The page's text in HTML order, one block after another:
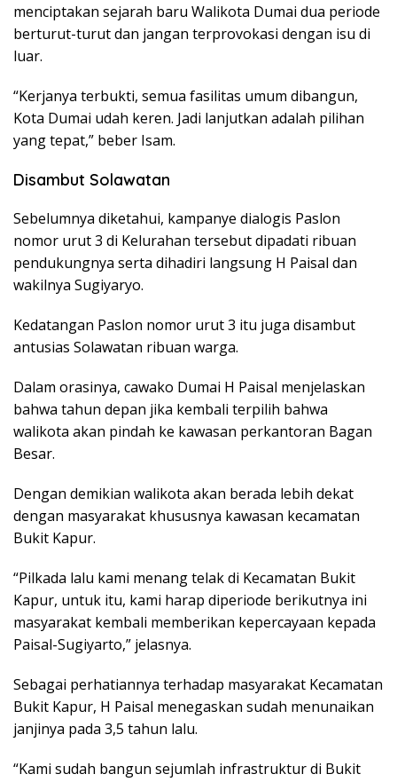
menciptakan sejarah baru Walikota Dumai dua periode
berturut-turut dan jangan terprovokasi dengan isu di
luar.
“Kerjanya terbukti, semua fasilitas umum dibangun,
Kota Dumai udah keren. Jadi lanjutkan adalah pilihan
yang tepat,” beber Isam.
Disambut Solawatan
Sebelumnya diketahui, kampanye dialogis Paslon
nomor urut 3 di Kelurahan tersebut dipadati ribuan
pendukungnya serta dihadiri langsung H Paisal dan
wakilnya Sugiyaryo.
Kedatangan Paslon nomor urut 3 itu juga disambut
antusias Solawatan ribuan warga.
Dalam orasinya, cawako Dumai H Paisal menjelaskan
bahwa tahun depan jika kembali terpilih bahwa
walikota akan pindah ke kawasan perkantoran Bagan
Besar.
Dengan demikian walikota akan berada lebih dekat
dengan masyarakat khususnya kawasan kecamatan
Bukit Kapur.
“Pilkada lalu kami menang telak di Kecamatan Bukit
Kapur, untuk itu, kami harap diperiode berikutnya ini
masyarakat kembali memberikan kepercayaan kepada
Paisal-Sugiyarto,” jelasnya.
Sebagai perhatiannya terhadap masyarakat Kecamatan
Bukit Kapur, H Paisal menegaskan sudah menunaikan
janjinya pada 3,5 tahun lalu.
“Kami sudah bangun sejumlah infrastruktur di Bukit